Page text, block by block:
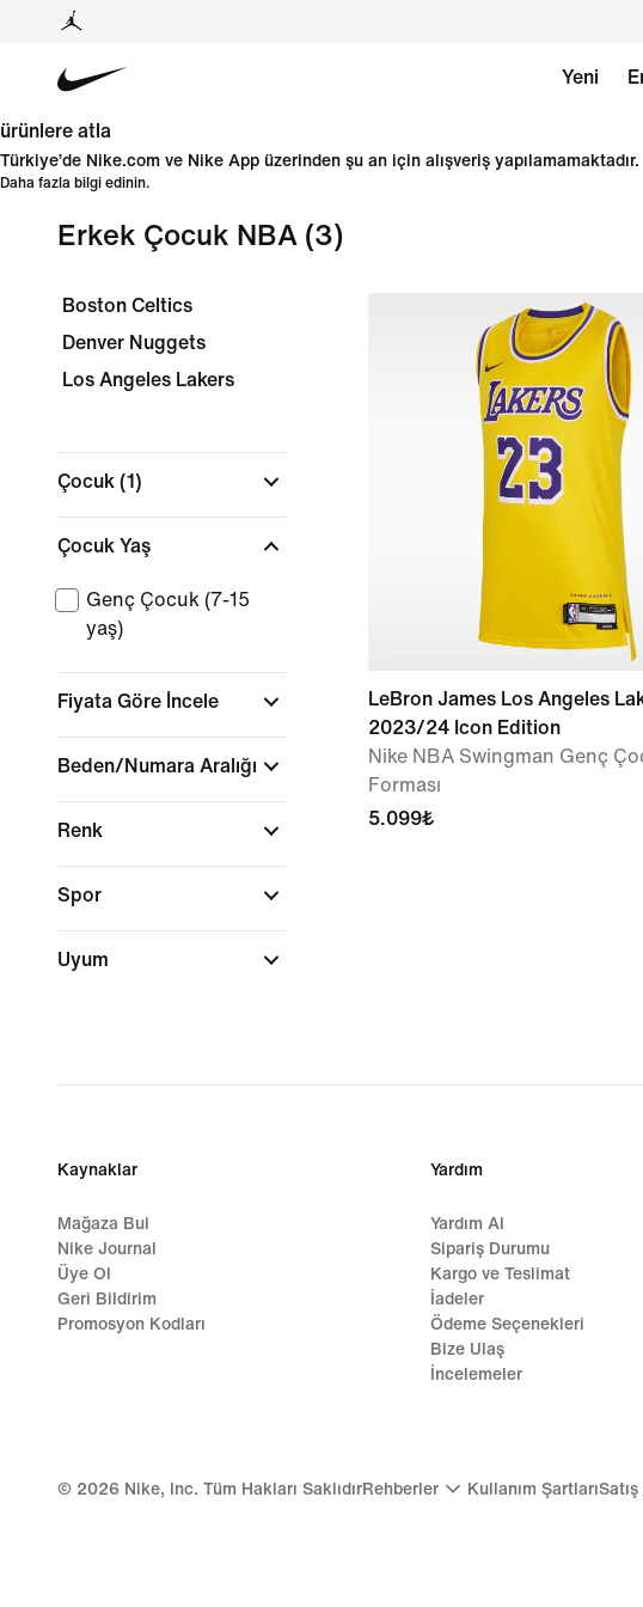
Yeni
ürünlere atla
Türkiye’de Nike.com ve Nike App üzerinden şu an için alışveriş yapılamamaktadır.
Daha fazla bilgi edinin.
Erkek Çocuk NBA (3)
Boston Celtics
Denver Nuggets
Los Angeles Lakers
Çocuk (1)
Çocuk Yaş
Genç Çocuk (7-15
yaş)
Fiyata Göre İncele
Beden/Numara Aralığı
Renk
Spor
Uyum
LeBron James Los Angeles
2023/24 Icon Edition
Nike NBA Swingman Genç
Forması
5.099₺
Kaynaklar
Mağaza Bul
Nike Journal
Üye Ol
Geri Bildirim
Promosyon Kodları
Yardım
Yardım Al
Sipariş Durumu
Kargo ve Teslimat
İadeler
Ödeme Seçenekleri
Bize Ulaş
İncelemeler
© 2026 Nike, Inc. Tüm Hakları SaklıdırRehberler Kullanım ŞartlarıSatış